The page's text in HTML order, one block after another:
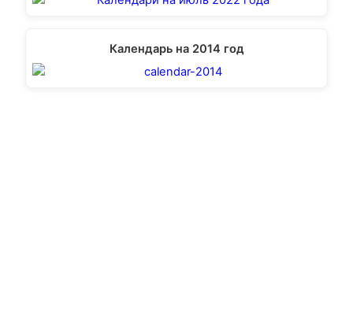
Календарь на 2014 год